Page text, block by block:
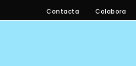
Contacta Colabora